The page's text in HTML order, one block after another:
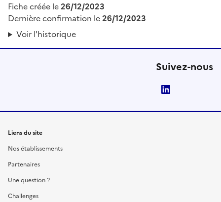
Fiche créée le26/12/2023
Dernière confirmation le26/12/2023
Voir l'historique
Suivez-nous
Liens du site
Nos établissements
Partenaires
Une question ?
Challenges